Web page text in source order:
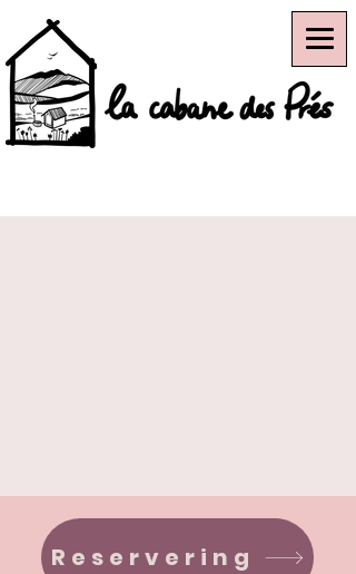
Reservering